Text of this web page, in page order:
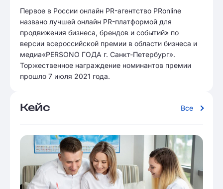
Первое в России онлайн PR-агентство PRonline
названо лучшей онлайн PR-платформой для
продвижения бизнеса, брендов и событий» по
версии всероссийской премии в области бизнеса и
медиа«PERSONO ГОДА г. Санкт-Петербург».
Торжественное награждение номинантов премии
прошло 7 июля 2021 года.
Кейс Все